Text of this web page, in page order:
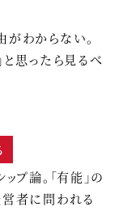
わからない。
と思ったら見るべ
プ論。「有能」の
者に問われる